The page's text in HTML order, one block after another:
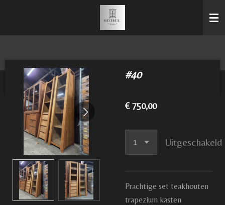
#40
€ 750,00
Uitgeschakeld
Prachtige set teakhouten
trapezium kasten